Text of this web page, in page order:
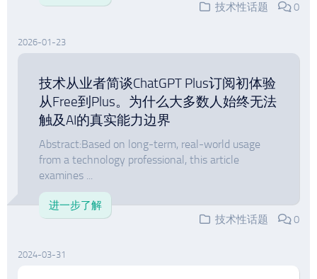
技术性话题
0
2026-01-23
技术从业者简谈ChatGPT Plus订阅初体验
从Free到Plus。为什么大多数人始终无法
触及AI的真实能力边界
Abstract:Based on long-term, real-world usage
from a technology professional, this article
examines ...
进一步了解
技术性话题
0
2024-03-31